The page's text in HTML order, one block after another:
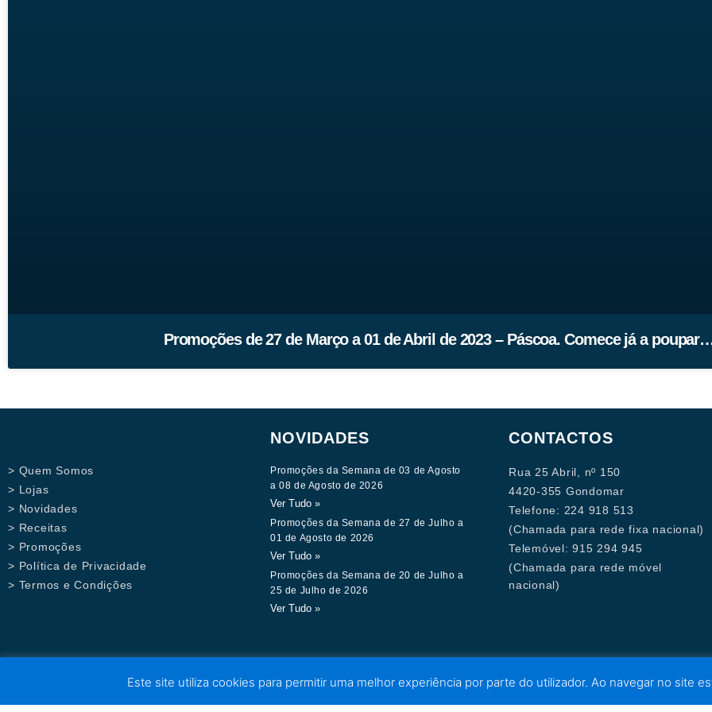
Promoções de 27 de Março a 01 de Abril de 2023 – Páscoa. Comece já a
> Quem Somos
> Lojas
> Novidades
> Receitas
> Promoções
> Política de Privacidade
> Termos e Condições
NOVIDADES
Promoções da Semana de 03 de Agosto
a 08 de Agosto de 2026
Ver Tudo »
Promoções da Semana de 27 de Julho a
01 de Agosto de 2026
Ver Tudo »
Promoções da Semana de 20 de Julho a
25 de Julho de 2026
Ver Tudo »
CONTACTOS
Rua 25 Abril, nº 150
4420-355 Gondomar
Telefone: 224 918 513
(Chamada para rede fixa nacional)
Telemóvel: 915 294 945
(Chamada para rede móvel
nacional)
Este site utiliza cookies para permitir uma melhor experiência por parte do utilizador. Ao navegar no site